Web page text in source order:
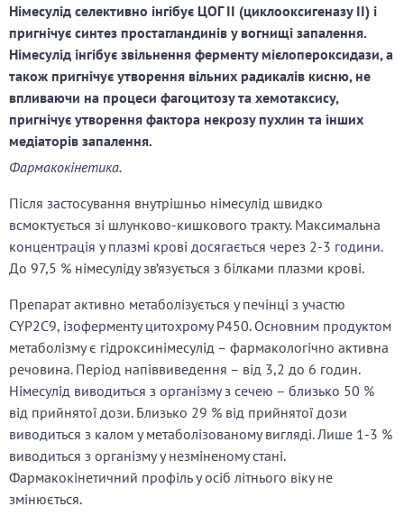
Німесулід селективно інгібує ЦОГ II (циклооксигеназу II) і
пригнічує синтез простагландинів у вогнищі запалення.
Німесулід інгібує звільнення ферменту мієлопероксидази, а
також пригнічує утворення вільних радикалів кисню, не
впливаючи на процеси фагоцитозу та хемотаксису,
пригнічує утворення фактора некрозу пухлин та інших
медіаторів запалення.
Фармакокінетика.
Після застосування внутрішньо німесулід швидко
всмоктується зі шлунково-кишкового тракту. Максимальна
концентрація у плазмі крові досягається через 2-3 години.
До 97,5 % німесуліду зв’язується з білками плазми крові.
Препарат активно метаболізується у печінці з участю
CYP2C9, ізоферменту цитохрому Р450. Основним продуктом
метаболізму є гідроксинімесулід – фармакологічно активна
речовина. Період напіввиведення – від 3,2 до 6 годин.
Німесулід виводиться з організму з сечею – близько 50 %
від прийнятої дози. Близько 29 % від прийнятої дози
виводиться з калом у метаболізованому вигляді. Лише 1-3 %
виводиться з організму у незміненому стані.
Фармакокінетичний профіль у осіб літнього віку не
змінюється.